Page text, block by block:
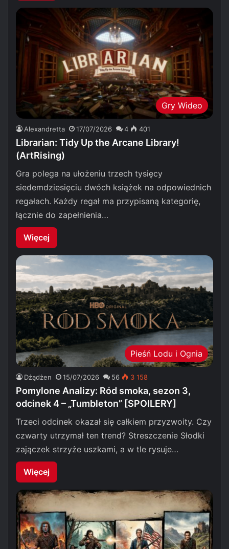
Gry Wideo
Alexandretta 17/07/2026 4 401
Librarian: Tidy Up the Arcane Library!
(ArtRising)
Gra polega na ułożeniu trzech tysięcy
siedemdziesięciu dwóch książek na odpowiednich
regałach. Każdy regał ma przypisaną kategorię,
łącznie do zapełnienia…
Więcej
Pieśń Lodu i Ognia
Dżądżen 15/07/2026 56 3 158
Pomylone Analizy: Ród smoka, sezon 3,
odcinek 4 – „Tumbleton” [SPOILERY]
Trzeci odcinek okazał się całkiem przyzwoity. Czy
czwarty utrzymał ten trend? Streszczenie Słodki
zajączek strzyże uszkami, a w tle rysuje…
Więcej